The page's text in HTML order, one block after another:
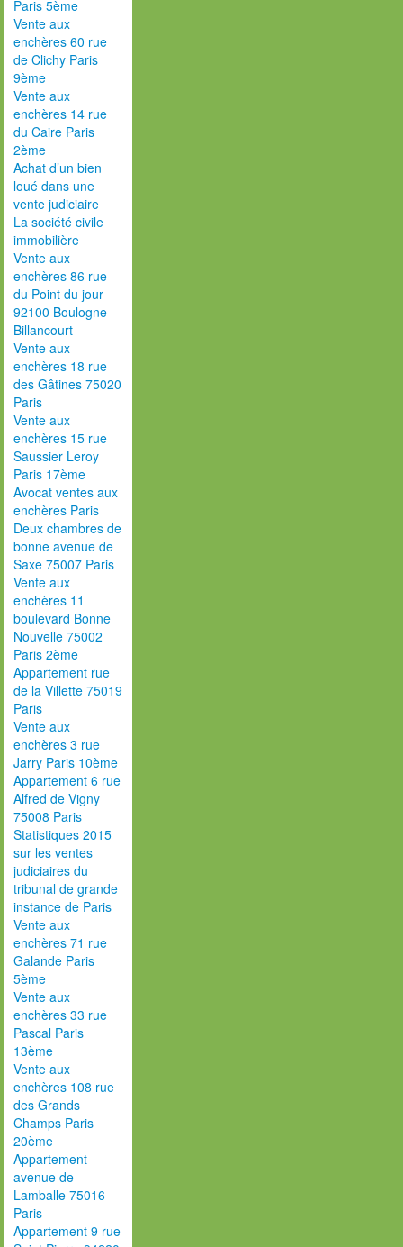
Paris 5ème
Vente aux
enchères 60 rue
de Clichy Paris
9ème
Vente aux
enchères 14 rue
du Caire Paris
2ème
Achat d’un bien
loué dans une
vente judiciaire
La société civile
immobilière
Vente aux
enchères 86 rue
du Point du jour
92100 Boulogne-
Billancourt
Vente aux
enchères 18 rue
des Gâtines 75020
Paris
Vente aux
enchères 15 rue
Saussier Leroy
Paris 17ème
Avocat ventes aux
enchères Paris
Deux chambres de
bonne avenue de
Saxe 75007 Paris
Vente aux
enchères 11
boulevard Bonne
Nouvelle 75002
Paris 2ème
Appartement rue
de la Villette 75019
Paris
Vente aux
enchères 3 rue
Jarry Paris 10ème
Appartement 6 rue
Alfred de Vigny
75008 Paris
Statistiques 2015
sur les ventes
judiciaires du
tribunal de grande
instance de Paris
Vente aux
enchères 71 rue
Galande Paris
5ème
Vente aux
enchères 33 rue
Pascal Paris
13ème
Vente aux
enchères 108 rue
des Grands
Champs Paris
20ème
Appartement
avenue de
Lamballe 75016
Paris
Appartement 9 rue